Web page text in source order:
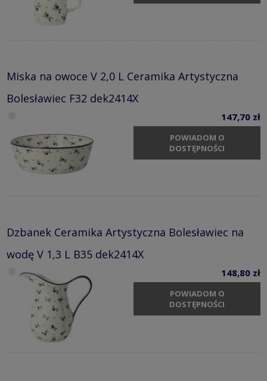
Miska na owoce V 2,0 L Ceramika Artystyczna
Bolesławiec F32 dek2414X
147,70 zł
POWIADOM O
DOSTĘPNOŚCI
Dzbanek Ceramika Artystyczna Bolesławiec na
wodę V 1,3 L B35 dek2414X
148,80 zł
POWIADOM O
DOSTĘPNOŚCI